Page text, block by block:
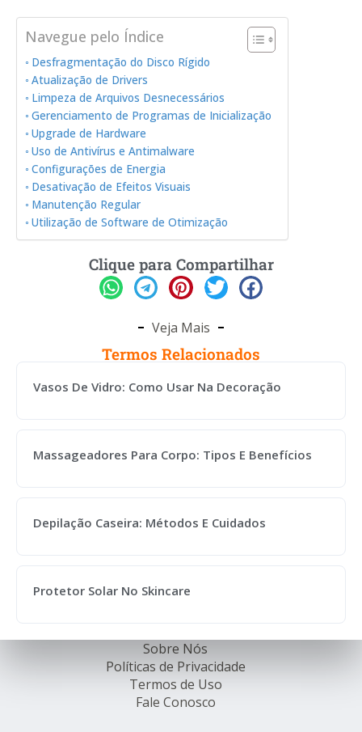
Navegue pelo Índice
Desfragmentação do Disco Rígido
Atualização de Drivers
Limpeza de Arquivos Desnecessários
Gerenciamento de Programas de Inicialização
Upgrade de Hardware
Uso de Antivírus e Antimalware
Configurações de Energia
Desativação de Efeitos Visuais
Manutenção Regular
Utilização de Software de Otimização
Clique para Compartilhar
Veja Mais
Termos Relacionados
Vasos De Vidro: Como Usar Na Decoração
Massageadores Para Corpo: Tipos E Benefícios
Depilação Caseira: Métodos E Cuidados
Protetor Solar No Skincare
Sobre Nós
Políticas de Privacidade
Termos de Uso
Fale Conosco